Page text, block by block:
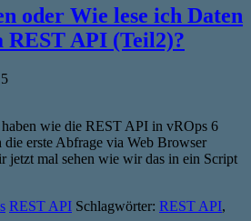
oder Wie lese ich Daten
REST API (Teil2)?
haben wie die REST API in vROps 6
die erste Abfrage via Web Browser
jetzt mal sehen wie wir das in ein Script
REST API Schlagwörter: REST API,